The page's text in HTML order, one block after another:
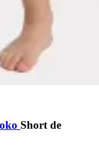
Short de